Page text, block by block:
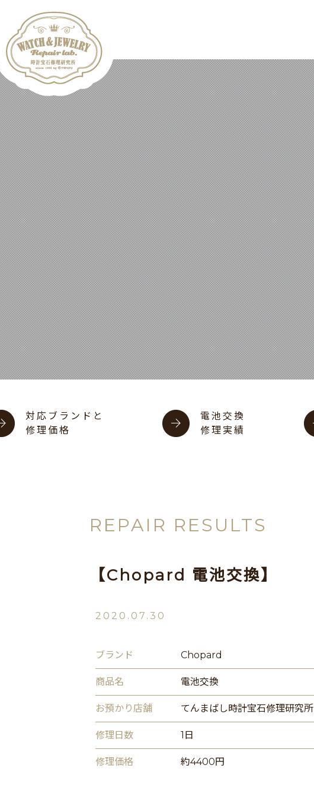
対応ブランドと
修理価格
電池交換
修理実績
REPAIR RESULTS
【Chopard 電池交換】
2020.07.30
ブランド Chopard
商品名 電池交換
お預かり店舗 てんまばし時計宝石修理研究所
修理日数 1日
修理価格 約4400円